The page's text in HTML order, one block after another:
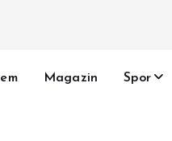
Magazin Spor